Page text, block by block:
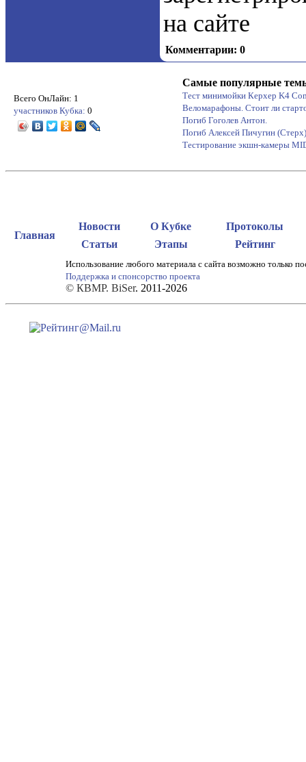
на сайте
Комментарии: 0
Всего ОнЛайн: 1
участников Кубка: 0
Самые популярные
Тест минимойки Керхер K4
Веломарафоны. Стоит ли
Погиб Гоголев Антон.
Погиб Алексей Пичугин (Стерх)
Тестирование экшн-камеры
Главная
Новости О Кубке
Протоколы
Статьи
Этапы Рейтинг
Использование любого материала с сайта возможно только
Поддержка и спонсорство проекта
© КВМР. BiSer. 2011-2026